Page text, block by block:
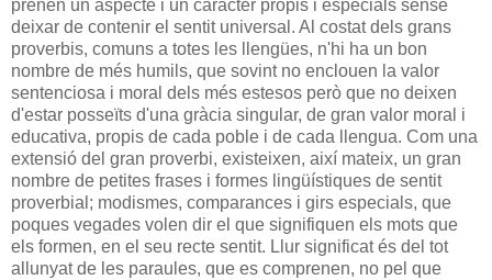
prenen un aspecte i un caràcter propis i especials sense
deixar de contenir el sentit universal. Al costat dels grans
proverbis, comuns a totes les llengües, n'hi ha un bon
nombre de més humils, que sovint no enclouen la valor
sentenciosa i moral dels més estesos però que no deixen
d'estar posseïts d'una gràcia singular, de gran valor moral i
educativa, propis de cada poble i de cada llengua. Com una
extensió del gran proverbi, existeixen, així mateix, un gran
nombre de petites frases i formes lingüístiques de sentit
proverbial; modismes, comparances i girs especials, que
poques vegades volen dir el que signifiquen els mots que
els formen, en el seu recte sentit. Llur significat és del tot
allunyat de les paraules, que es comprenen, no pel que